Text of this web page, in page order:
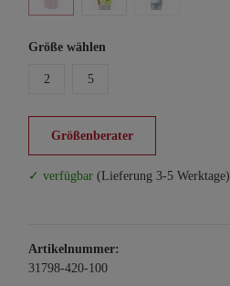
Größe wählen
2 5
Größenberater
✓ verfügbar (Lieferung 3-5 Werktage)
Artikelnummer:
31798-420-100